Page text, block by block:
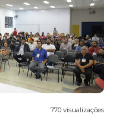
770 visualizações